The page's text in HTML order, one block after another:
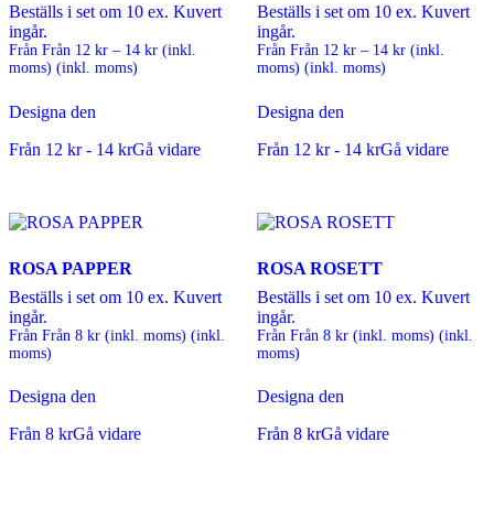
Beställs i set om 10 ex. Kuvert
ingår.
Från Från 12 kr – 14 kr (inkl.
moms) (inkl. moms)
Designa den
Från 12 kr - 14 krGå vidare
Beställs i set om 10 ex. Kuvert
ingår.
Från Från 12 kr – 14 kr (inkl.
moms) (inkl. moms)
Designa den
Från 12 kr - 14 krGå vidare
ROSA PAPPER
Beställs i set om 10 ex. Kuvert
ingår.
Från Från 8 kr (inkl. moms) (inkl.
moms)
Designa den
Från 8 krGå vidare
ROSA ROSETT
Beställs i set om 10 ex. Kuvert
ingår.
Från Från 8 kr (inkl. moms) (inkl.
moms)
Designa den
Från 8 krGå vidare